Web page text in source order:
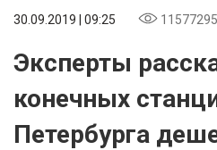
30.09.2019 | 09:25 11577295
Эксперты
конечных
Петербурга